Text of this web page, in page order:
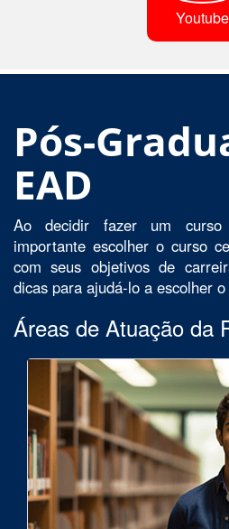
Youtube
Pós-
EAD
Ao decidir fazer um curso
importante escolher o curso
com seus objetivos de
dicas para ajudá-lo a escolher
Áreas de Atuação da